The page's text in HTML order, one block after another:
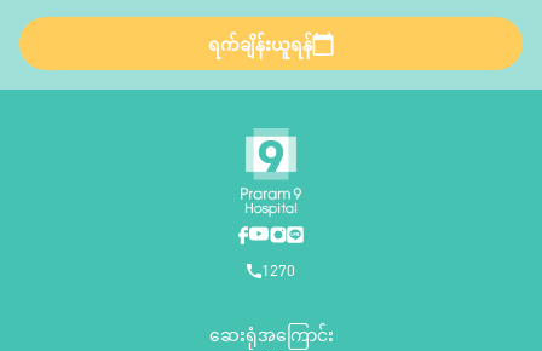
ရက်ချိန်းယူရန်
1270
ဆေးရုံအကြောင်း